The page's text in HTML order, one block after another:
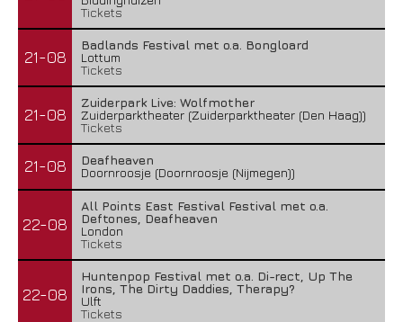
Tickets
21-08
Badlands Festival met o.a. Bongloard
Lottum
Tickets
21-08
Zuiderpark Live: Wolfmother
Zuiderparktheater (Zuiderparktheater (Den Haag))
Tickets
21-08
Deafheaven
Doornroosje (Doornroosje (Nijmegen))
22-08
All Points East Festival Festival met o.a.
Deftones, Deafheaven
London
Tickets
22-08
Huntenpop Festival met o.a. Di-rect, Up The
Irons, The Dirty Daddies, Therapy?
Ulft
Tickets